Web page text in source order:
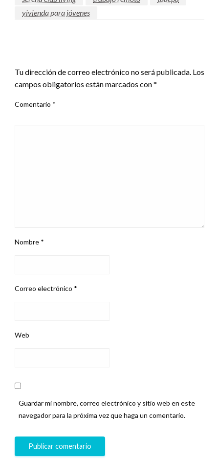
vivienda para jóvenes
Tu dirección de correo electrónico no será publicada. Los
campos obligatorios están marcados con*
Comentario *
Nombre *
Correo electrónico *
Web
Guardar mi nombre, correo electrónico y sitio web en este
navegador para la próxima vez que haga un comentario.